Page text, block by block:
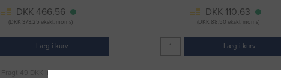
DKK 466,56
(DKK 373,25 ekskl. moms)
Læg i kurv
Fragt 49 DKK inkl. moms
DKK 110,63
(DKK 88,50 ekskl. moms)
Læg i kurv
Fragt 49 DKK inkl. moms